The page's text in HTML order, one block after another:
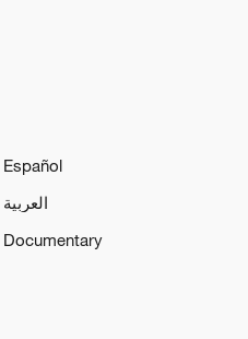
Español
العربية
Documentary